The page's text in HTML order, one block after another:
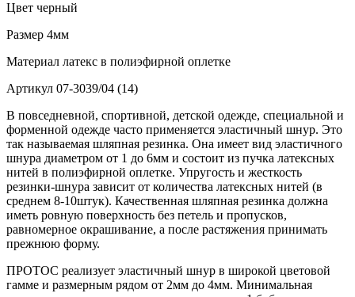
Цвет черный
Размер 4мм
Материал латекс в полиэфирной оплетке
Артикул 07-3039/04 (14)
В повседневной, спортивной, детской одежде, специальной и
форменной одежде часто применяется эластичный шнур. Это
так называемая шляпная резинка. Она имеет вид эластичного
шнура диаметром от 1 до 6мм и состоит из пучка латексных
нитей в полиэфирной оплетке. Упругость и жесткость
резинки-шнура зависит от количества латексных нитей (в
среднем 8-10штук). Качественная шляпная резинка должна
иметь ровную поверхность без петель и пропусков,
равномерное окрашивание, а после растяжения принимать
прежнюю форму.
ПРОТОС реализует эластичный шнур в широкой цветовой
гамме и размерным рядом от 2мм до 4мм. Минимальная